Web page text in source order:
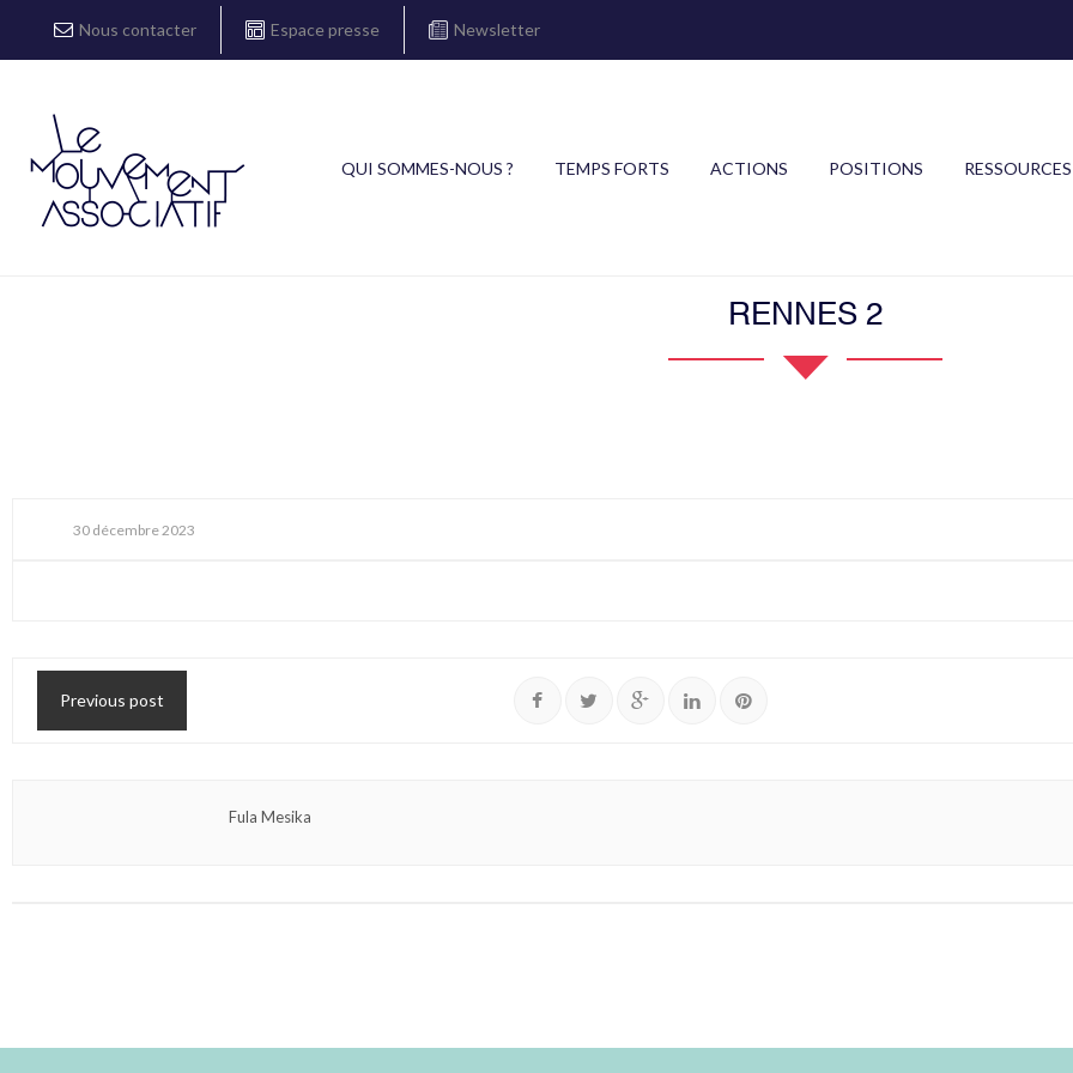
Nous contacter Espace presse Newsletter
QUI SOMMES-NOUS ? TEMPS FORTS ACTIONS POSITIONS RESSOURCES
RENNES 2
30 décembre 2023
Previous post
Fula Mesika